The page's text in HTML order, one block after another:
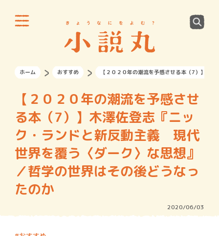
ホーム おすすめ 【２０２０年の潮流を予感させる本（7）】木
【２０２０年の潮流を予感させ
る本（7）】木澤佐登志『ニッ
ク・ランドと新反動主義 現代
世界を覆う〈ダーク〉な思想』
／哲学の世界はその後どうなっ
たのか
2020/06/03